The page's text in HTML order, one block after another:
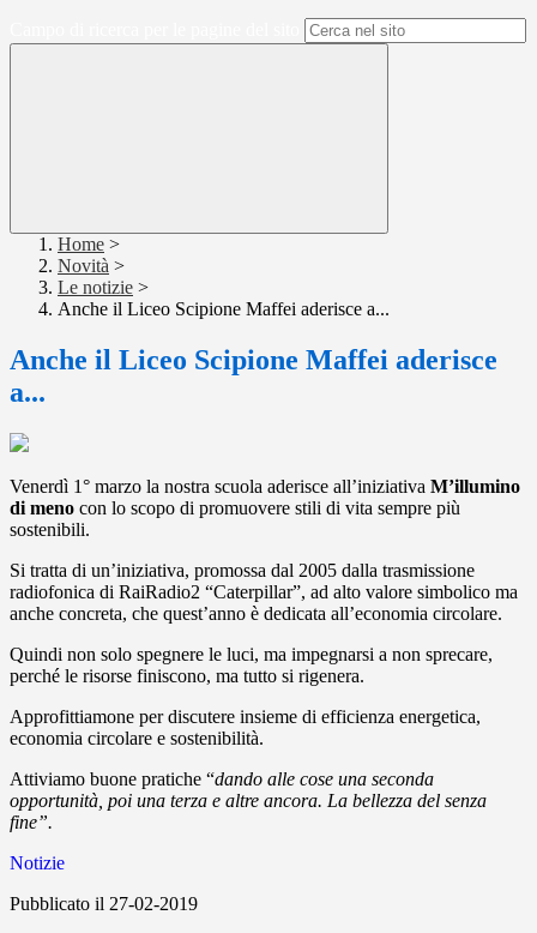
Home >
Novità >
Le notizie >
Anche il Liceo Scipione Maffei aderisce a...
Anche il Liceo Scipione Maffei aderisce
a...
Venerdì 1° marzo la nostra scuola aderisce all’iniziativa M’illumino
di meno con lo scopo di promuovere stili di vita sempre più
sostenibili.
Si tratta di un’iniziativa, promossa dal 2005 dalla trasmissione
radiofonica di RaiRadio2 “Caterpillar”, ad alto valore simbolico ma
anche concreta, che quest’anno è dedicata all’economia circolare.
Quindi non solo spegnere le luci, ma impegnarsi a non sprecare,
perché le risorse finiscono, ma tutto si rigenera.
Approfittiamone per discutere insieme di efficienza energetica,
economia circolare e sostenibilità.
Attiviamo buone pratiche “dando alle cose una seconda
opportunità, poi una terza e altre ancora. La bellezza del senza
fine”.
Notizie
Pubblicato il 27-02-2019